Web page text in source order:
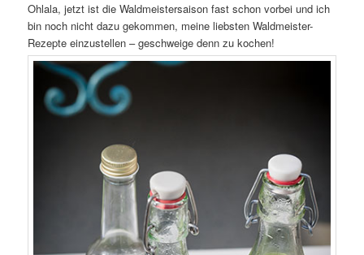
Ohlala, jetzt ist die Waldmeistersaison fast schon vorbei und ich
bin noch nicht dazu gekommen, meine liebsten Waldmeister-
Rezepte einzustellen – geschweige denn zu kochen!